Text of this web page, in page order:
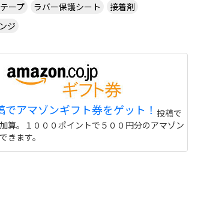
ープ ラバー保護シート
接着剤
ジ
でアマゾンギフト券をゲット！ 投稿で
算。１０００ポイントで５００円分のアマゾン
きます。